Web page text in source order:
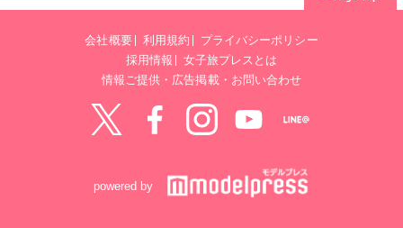
会社概要 利用規約
プライバシーポリシー
採用情報
女子旅プレスとは
情報ご提供・広告掲載・お問い合わせ
powered by